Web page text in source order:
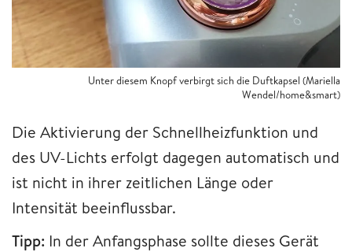
Unter diesem Knopf verbirgt sich die Duftkapsel (Mariella
Wendel/home&smart)
Die Aktivierung der Schnellheizfunktion und
des UV-Lichts erfolgt dagegen automatisch und
ist nicht in ihrer zeitlichen Länge oder
Intensität beeinflussbar.
Tipp: In der Anfangsphase sollte dieses Gerät